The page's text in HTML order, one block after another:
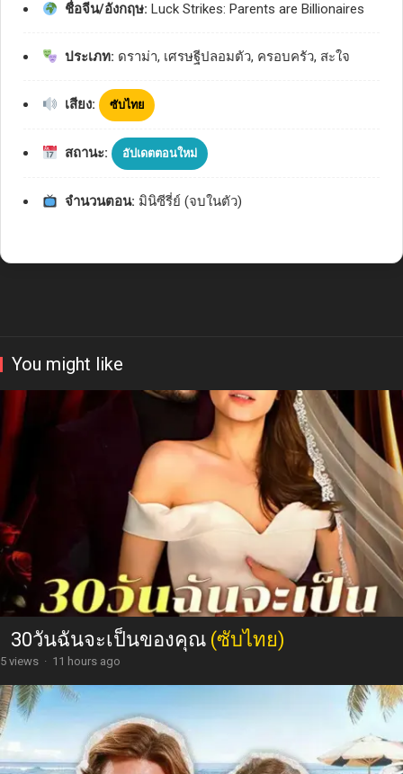
ชื่อจีน/อังกฤษ: Luck Strikes: Parents are Billionaires
ประเภท: ดราม่า, เศรษฐีปลอมตัว, ครอบครัว, สะใจ
เสียง: ซับไทย
สถานะ: อัปเดตตอนใหม่
จำนวนตอน: มินิซีรี่ย์ (จบในตัว)
You might like
30วันฉันจะเป็นของคุณ (ซับไทย)
5 views · 11 hours ago